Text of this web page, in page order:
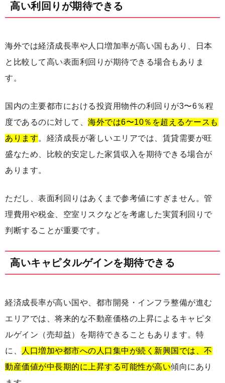
高い利回りが期待できる
海外では経済成長率や人口増加率が高い国もあり、日本
と比較して高い表面利回りが期待できる場合もありま
す。
国内の主要都市における投資用物件の利回りが3〜6％程
度であるのに対して、 海外では6〜10％を超えるケースも
あります。経済成長が著しいエリアでは、賃貸需要が旺
盛なため、比較的安定した家賃収入を期待できる場合が
あります。
ただし、表面利回りはあくまで参考値にすぎません。管
理費用や税金、空室リスクなどを考慮した実質利回りで
判断することが重要です。
高いキャピタルゲインを期待できる
経済成長率が高い国や、都市開発・インフラ整備が進む
エリアでは、将来的な不動産価格の上昇によるキャピタ
ルゲイン（売却益）を期待できることもあります。特
に、
人口増加や都市への人口集中が続く新興国では、不
動産価値が中長期的に上昇する可能性が高い傾向にあり